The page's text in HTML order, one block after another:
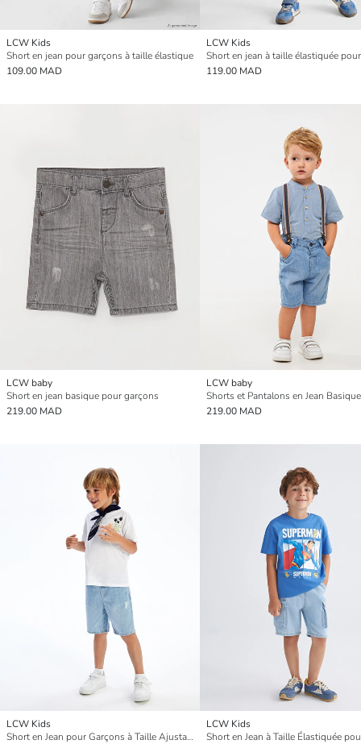
LCW Kids
Short en jean pour garçons à taille élastique
109.00 MAD
LCW Kids
Short en jean à taille élastiquée
119.00 MAD
LCW baby
Short en jean basique pour garçons
219.00 MAD
LCW baby
219.00 MAD
LCW Kids
Short en Jean pour Garçons à Taille Ajustable
LCW Kids